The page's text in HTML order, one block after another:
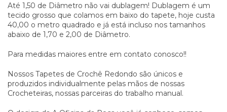
Até 1,50 de Diâmetro não vai dublagem! Dublagem é um
tecido grosso que colamos em baixo do tapete, hoje custa
40,00 o metro quadrado e já está incluso nos tamanhos
abaixo de 1,70 e 2,00 de Diâmetro.
Para medidas maiores entre em contato conosco!!
Nossos Tapetes de Crochê Redondo são únicos e
produzidos individualmente pelas mãos de nossas
Crocheteiras, nossas parceiras do trabalho manual.